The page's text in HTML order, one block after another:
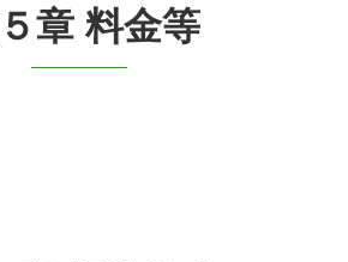
章 料金等